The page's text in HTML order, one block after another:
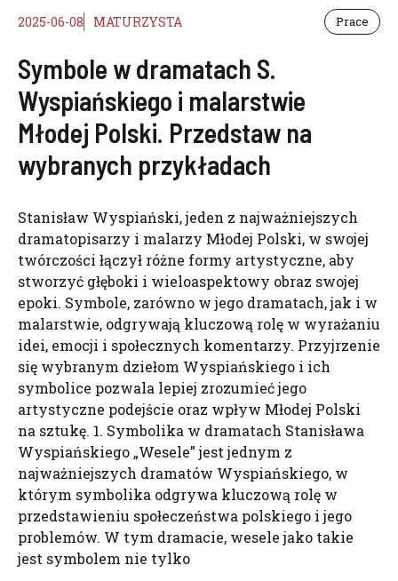
2025-06-08 MATURZYSTA Prace
Symbole w dramatach S.
Wyspiańskiego i malarstwie
Młodej Polski. Przedstaw na
wybranych przykładach
Stanisław Wyspiański, jeden z najważniejszych
dramatopisarzy i malarzy Młodej Polski, w swojej
twórczości łączył różne formy artystyczne, aby
stworzyć głęboki i wieloaspektowy obraz swojej
epoki. Symbole, zarówno w jego dramatach, jak i w
malarstwie, odgrywają kluczową rolę w wyrażaniu
idei, emocji i społecznych komentarzy. Przyjrzenie
się wybranym dziełom Wyspiańskiego i ich
symbolice pozwala lepiej zrozumieć jego
artystyczne podejście oraz wpływ Młodej Polski
na sztukę. 1. Symbolika w dramatach Stanisława
Wyspiańskiego „Wesele” jest jednym z
najważniejszych dramatów Wyspiańskiego, w
którym symbolika odgrywa kluczową rolę w
przedstawieniu społeczeństwa polskiego i jego
problemów. W tym dramacie, wesele jako takie
jest symbolem nie tylko